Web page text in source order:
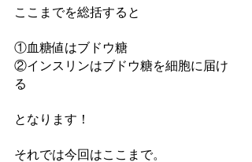
ここまでを総括すると
①血糖値はブドウ糖
②インスリンはブドウ糖を細胞に届け
る
となります！
それでは今回はここまで。